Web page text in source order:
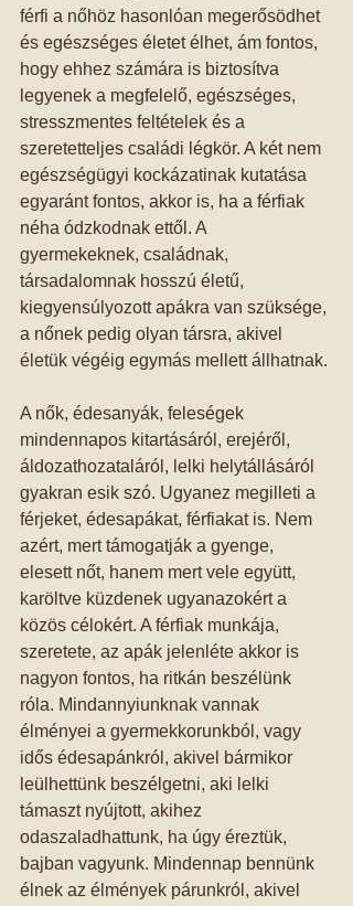
férfi a nőhöz hasonlóan megerősödhet
és egészséges életet élhet, ám fontos,
hogy ehhez számára is biztosítva
legyenek a megfelelő, egészséges,
stresszmentes feltételek és a
szeretetteljes családi légkör. A két nem
egészségügyi kockázatinak kutatása
egyaránt fontos, akkor is, ha a férfiak
néha ódzkodnak ettől. A
gyermekeknek, családnak,
társadalomnak hosszú életű,
kiegyensúlyozott apákra van szüksége,
a nőnek pedig olyan társra, akivel
életük végéig egymás mellett állhatnak.
A nők, édesanyák, feleségek
mindennapos kitartásáról, erejéről,
áldozathozataláról, lelki helytállásáról
gyakran esik szó. Ugyanez megilleti a
férjeket, édesapákat, férfiakat is. Nem
azért, mert támogatják a gyenge,
elesett nőt, hanem mert vele együtt,
karöltve küzdenek ugyanazokért a
közös célokért. A férfiak munkája,
szeretete, az apák jelenléte akkor is
nagyon fontos, ha ritkán beszélünk
róla. Mindannyiunknak vannak
élményei a gyermekkorunkból, vagy
idős édesapánkról, akivel bármikor
leülhettünk beszélgetni, aki lelki
támaszt nyújtott, akihez
odaszaladhattunk, ha úgy éreztük,
bajban vagyunk. Mindennap bennünk
élnek az élmények párunkról, akivel